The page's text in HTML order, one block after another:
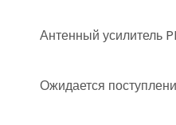
Антенный усилитель
Ожидается